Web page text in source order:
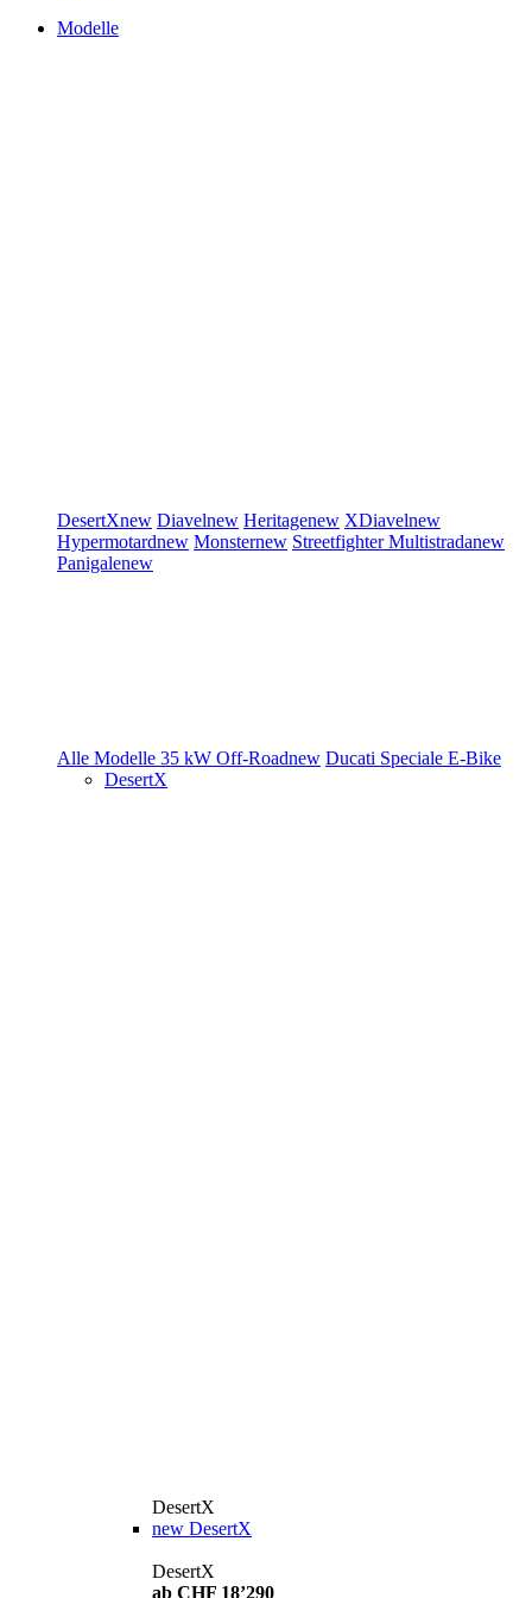
Modelle
DesertXnew Diavelnew Heritagenew XDiavelnew
Hypermotardnew Monsternew StreetfighterMultistradanew
Panigalenew
Alle Modelle 35 kW Off-Roadnew Ducati Speciale E-Bike
DesertX
DesertX
new DesertX
DesertX
ab CHF 18’290